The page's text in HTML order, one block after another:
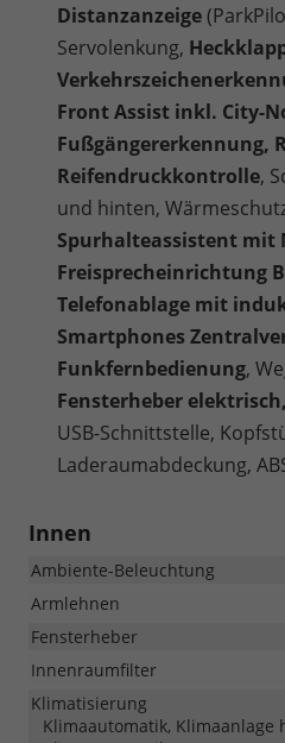
Distanzanzeige
Servolenkung,
Front Assist inkl. City-
Fußgängererkennung,
Reifendruckkontrolle,
und hinten,
Spurhalteassistent mit
Freisprecheinrichtung
Telefonablage mit
Smartphones
Funkfernbedienung,
Fensterheber
USB-Schnittstelle,
Laderaumabdeckung,
Innen
Ambiente-Beleuchtung
Armlehnen
Fensterheber
Innenraumfilter
Klimatisierung
Klimaautomatik, Klimaanlage